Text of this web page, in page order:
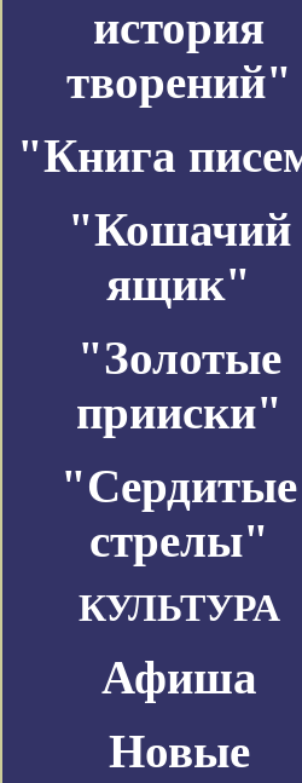
история
творений"
"Книга
"Кошачий
ящик"
"Золотые
прииски"
"Сердитые
стрелы"
КУЛЬТУРА
Афиша
Новые